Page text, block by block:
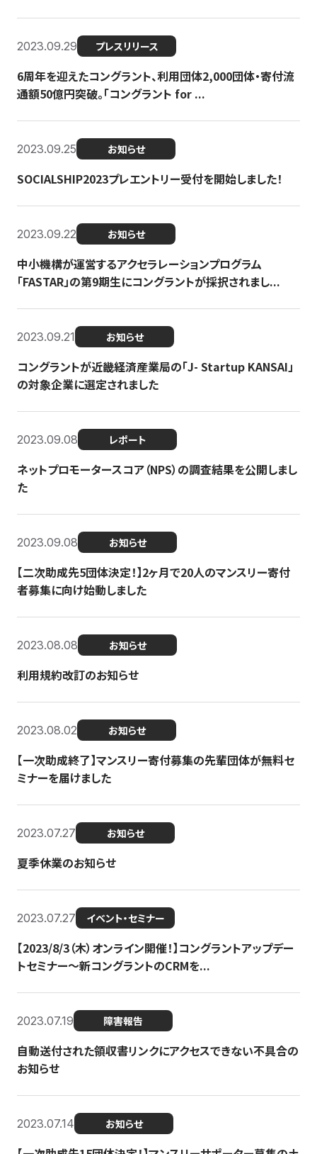
2023.09.29 プレスリリース
6周年を迎えたコングラント、利用団体2,000団体・寄付流
通額50億円突破。「コングラント for ...
2023.09.25 お知らせ
SOCIALSHIP2023プレエントリー受付を開始しました！
2023.09.22 お知らせ
中小機構が運営するアクセラレーションプログラム
「FASTAR」の第9期生にコングラントが採択されまし...
2023.09.21 お知らせ
コングラントが近畿経済産業局の「J- Startup KANSAI」
の対象企業に選定されました
2023.09.08 レポート
ネットプロモータースコア（NPS）の調査結果を公開しまし
た
2023.09.08 お知らせ
【二次助成先5団体決定！】2ヶ月で20人のマンスリー寄付
者募集に向け始動しました
2023.08.08 お知らせ
利用規約改訂のお知らせ
2023.08.02 お知らせ
【一次助成終了】マンスリー寄付募集の先輩団体が無料セ
ミナーを届けました
2023.07.27 お知らせ
夏季休業のお知らせ
2023.07.27 イベント・セミナー
【2023/8/3（木）オンライン開催！】コングラントアップデー
トセミナー〜新コングラントのCRMを...
2023.07.19 障害報告
自動送付された領収書リンクにアクセスできない不具合の
お知らせ
2023.07.14 お知らせ